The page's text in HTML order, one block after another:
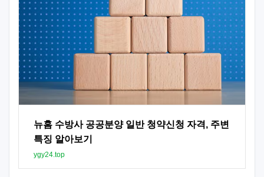
뉴홈 수방사 공공분양 일반 청약신청 자격, 주변
특징 알아보기
ygy24.top